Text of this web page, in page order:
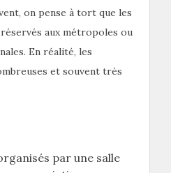
on pense à tort que les
aux métropoles ou
En réalité, les
et souvent très
par une salle